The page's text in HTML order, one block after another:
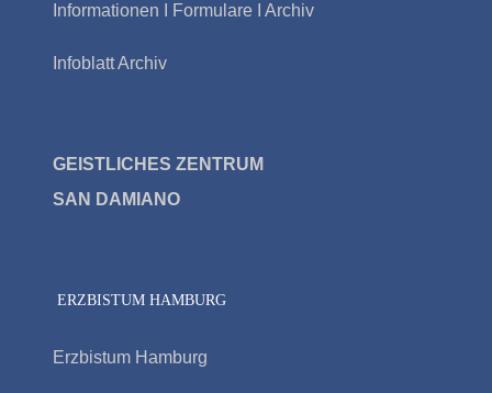
Informationen I Formulare I Archiv
Infoblatt Archiv
GEISTLICHES ZENTRUM
SAN DAMIANO
ERZBISTUM HAMBURG
Erzbistum Hamburg